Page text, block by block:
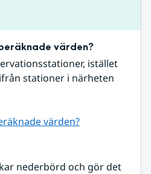
värden?
istället
stationer i närheten
värden?
nederbörd och gör det